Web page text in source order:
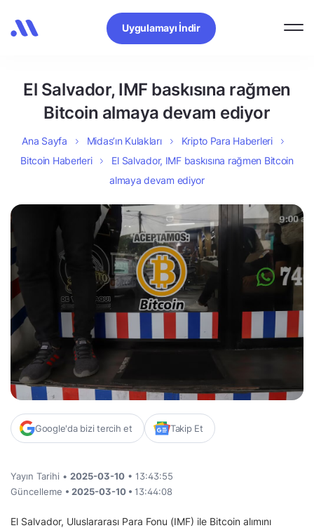
Uygulamayı İndir
El Salvador, IMF baskısına rağmen
Bitcoin almaya devam ediyor
Ana Sayfa Midas’ın Kulakları
Kripto Para Haberleri
Bitcoin Haberleri
El Salvador, IMF baskısına rağmen Bitcoin
almaya devam ediyor
Google'da bizi tercih et Takip Et
Yayın Tarihi • 2025-03-10 • 13:43:55
Güncelleme • 2025-03-10 • 13:44:08
El Salvador, Uluslararası Para Fonu (IMF) ile Bitcoin alımını